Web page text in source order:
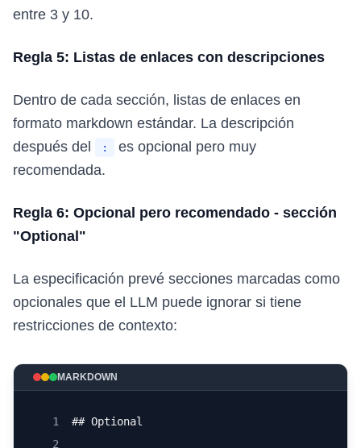
entre 3 y 10.
Regla 5: Listas de enlaces con descripciones
Dentro de cada sección, listas de enlaces en
formato markdown estándar. La descripción
después del
:
es opcional pero muy
recomendada.
Regla 6: Opcional pero recomendado - sección
"Optional"
La especificación prevé secciones marcadas como
opcionales que el LLM puede ignorar si tiene
restricciones de contexto:
MARKDOWN
1
## Optional
2